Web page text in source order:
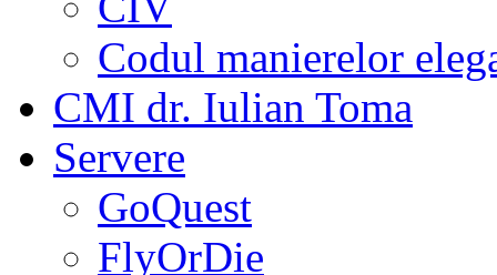
Codul manierelor
CMI dr. Iulian Toma
Servere
GoQuest
FlyOrDie